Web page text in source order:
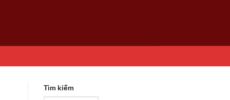
Tìm kiếm